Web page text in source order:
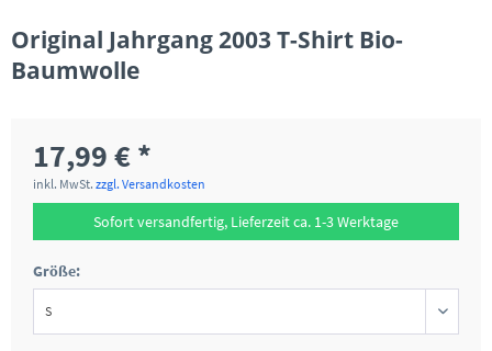
Original Jahrgang 2003 T-Shirt Bio-
Baumwolle
17,99 € *
inkl. MwSt. zzgl. Versandkosten
Sofort versandfertig, Lieferzeit ca. 1-3 Werktage
Größe: